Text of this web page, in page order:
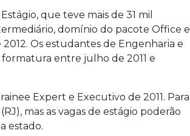
que teve mais de 31 mil
domínio do pacote Office e
Os estudantes de Engenharia e
entre julho de 2011 e
Expert e Executivo de 2011. Para
mas as vagas de estágio poderão
estado.